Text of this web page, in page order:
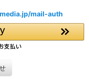
mail-auth